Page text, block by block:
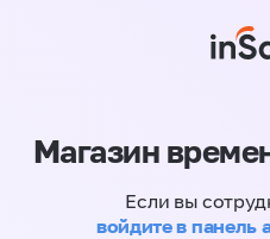
Магазин
Если вы
войдите в панель